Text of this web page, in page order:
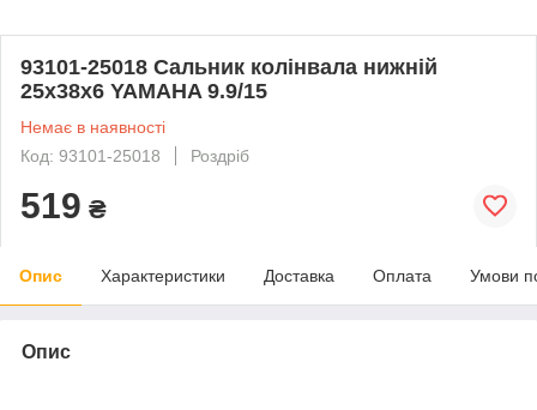
93101-25018 Сальник колінвала нижній
25x38x6 YAMAHA 9.9/15
Немає в наявності
Код: 93101-25018
Роздріб
519 ₴
Опис Характеристики Доставка Оплата Умови
Опис